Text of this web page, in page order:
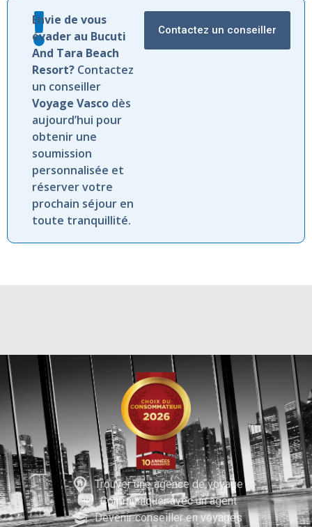
Envie de vous
évader au Bucuti
And Tara Beach
Resort?Contactez
un conseiller
Voyage Vascodès
aujourd’hui pour
obtenir une
soumission
personnalisée et
réserver votre
prochain séjour en
toute tranquillité.
Contactez un conseiller
Trouver une agence de voyage
Communiquer avec un agent
Devenir conseiller en voyages